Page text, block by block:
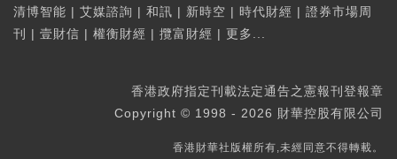
清博智能 | 艾媒諮詢 | 和訊 | 新時空 | 時代財經 | 證券市場周
刊
| 壹財信 | 權衡財經 | 攬富財經 | 更多...
香港政府指定刊載法定通告之憲報刊登報章
Copyright © 1998 - 2026 財華控股有限公司
香港財華社版權所有,未經同意不得轉載。